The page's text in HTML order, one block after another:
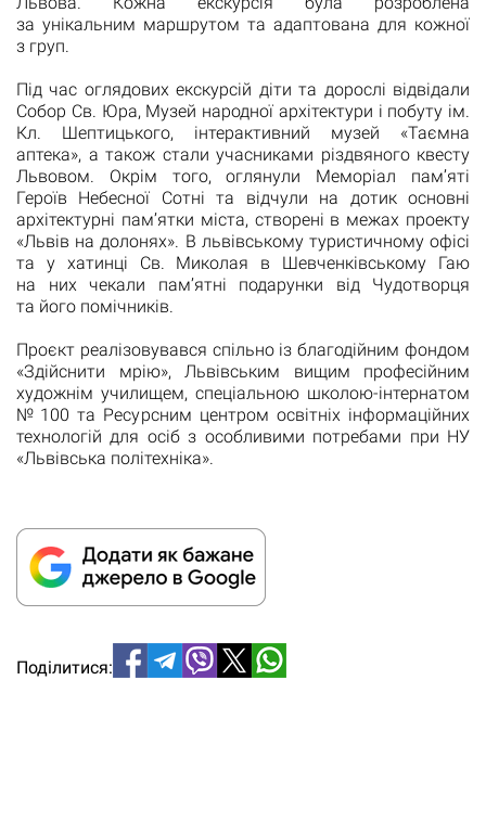
за унікальним маршрутом та адаптована для кожної
з груп.
Під час оглядових екскурсій діти та дорослі відвідали
Собор Св. Юра, Музей народної архітектури і побуту ім.
Кл. Шептицького, інтерактивний музей «Таємна
аптека», а також стали учасниками різдвяного квесту
Львовом. Окрім того, оглянули Меморіал пам’яті
Героїв Небесної Сотні та відчули на дотик основні
архітектурні пам’ятки міста, створені в межах проекту
«Львів на долонях». В львівському туристичному офісі
та у хатинці Св. Миколая в Шевченківському Гаю
на них чекали пам’ятні подарунки від Чудотворця
та його помічників.
Проєкт реалізовувався спільно із благодійним фондом
«Здійснити мрію», Львівським вищим професійним
художнім училищем, спеціальною школою-інтернатом
№ 100 та Ресурсним центром освітніх інформаційних
технологій для осіб з особливими потребами при НУ
«Львівська політехніка».
Поділитися: